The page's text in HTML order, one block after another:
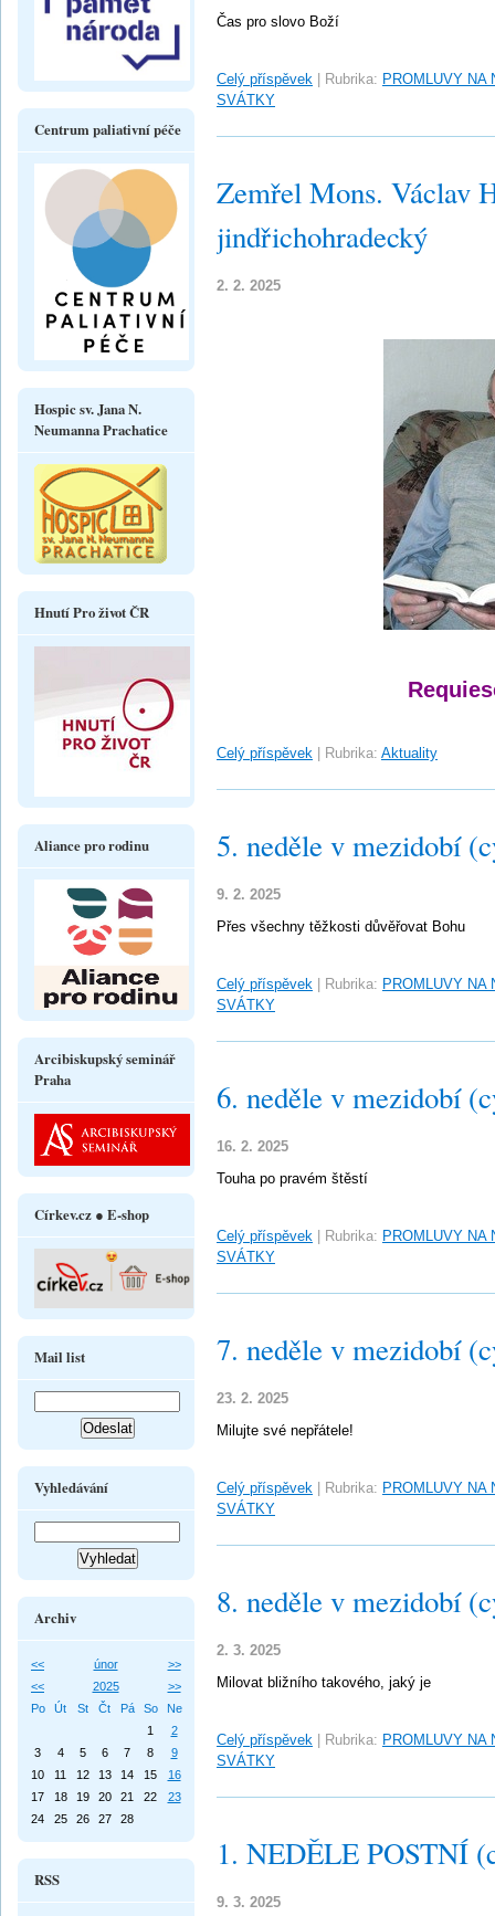
Čas pro slovo Boží
Celý příspěvek Rubrika: PROMLUVY NA
SVÁTKY
Zemřel Mons. Václav
jindřichohradecký
2. 2. 2025
Celý příspěvek Rubrika: Aktuality
5. neděle v mezidobí
9. 2. 2025
Přes všechny těžkosti důvěřovat Bohu
Celý příspěvek Rubrika: PROMLUVY NA
SVÁTKY
6. neděle v mezidobí
16. 2. 2025
Touha po pravém štěstí
Celý příspěvek Rubrika: PROMLUVY NA
SVÁTKY
7. neděle v mezidobí
23. 2. 2025
Milujte své nepřátele!
Celý příspěvek Rubrika: PROMLUVY NA
SVÁTKY
8. neděle v mezidobí
2. 3. 2025
Milovat bližního takového, jaký je
Celý příspěvek Rubrika: PROMLUVY NA
SVÁTKY
1. NEDĚLE POSTNÍ
9. 3. 2025
Centrum paliativní péče
Hospic sv. Jana N.
Neumanna Prachatice
Hnutí Pro život ČR
Aliance pro rodinu
Arcibiskupský seminář
Praha
Církev.cz ● E-shop
Mail list
Vyhledávání
Archiv
<< únor
>>
<<
2025
>>
Po
Út St Čt Pá So
Ne
1
2
3
4 5 6 7 8
9
10
11 12 13 14 15
16
17
18 19 20 21 22
23
24
25 26 27 28
RSS